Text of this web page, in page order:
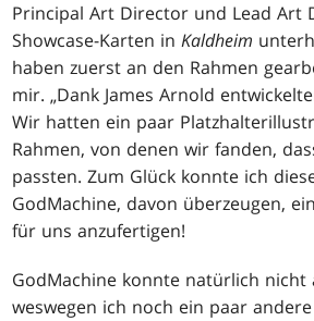
Principal Art Director und Lead Art
Showcase-Karten inKaldheim
haben zuerst an den Rahmen
mir. „Dank James Arnold
Wir hatten ein paar
Rahmen, von denen wir fanden,
passten. Zum Glück konnte ich
GodMachine, davon überzeugen,
für uns anzufertigen!
GodMachine konnte natürlich nicht
weswegen ich noch ein paar